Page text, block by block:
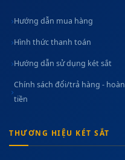
Hướng dẫn mua hàng
Hình thức thanh toán
Hướng dẫn sử dụng két sắt
Chính sách đổi/trả hàng - hoàn
tiền
THƯƠNG HIỆU KÉT SẮT